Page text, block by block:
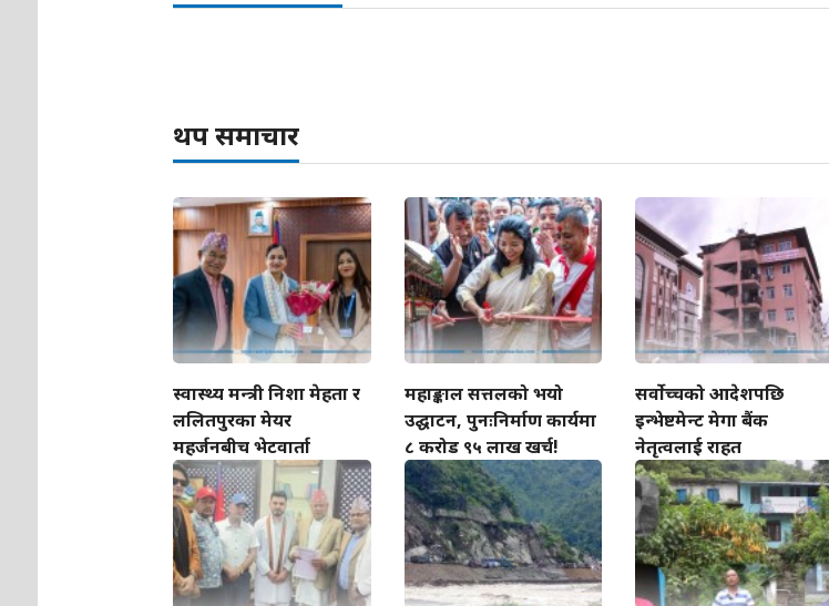
थप समाचार
स्वास्थ्य मन्त्री निशा मेहता र
ललितपुरका मेयर
महर्जनबीच भेटवार्ता
महाङ्काल सत्तलको भयो
उद्घाटन, पुनःनिर्माण कार्यमा
८ करोड ९५ लाख खर्च!
सर्वोच्चको आदेशपछि
इन्भेष्टमेन्ट मेगा बैंक
नेतृत्वलाई राहत